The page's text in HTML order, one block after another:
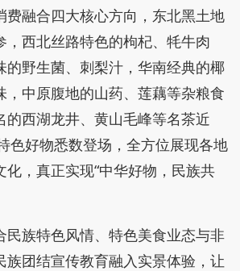
费融合四大核心方向，东北黑土地
，西北丝路特色的枸杞、牦牛肉
的野生菌、刺梨汁，华南经典的椰
，中原腹地的山药、莲藕等杂粮食
的西湖龙井、黄山毛峰等名茶近
色好物悉数登场，全方位展现各地
化，真正实现“中华好物，民族共
民族特色风情、特色美食业态与非
族团结宣传教育融入实景体验，让